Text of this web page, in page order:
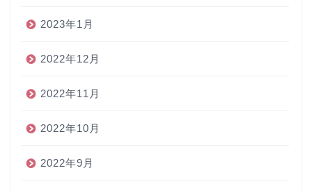
2023年1月
2022年12月
2022年11月
2022年10月
2022年9月